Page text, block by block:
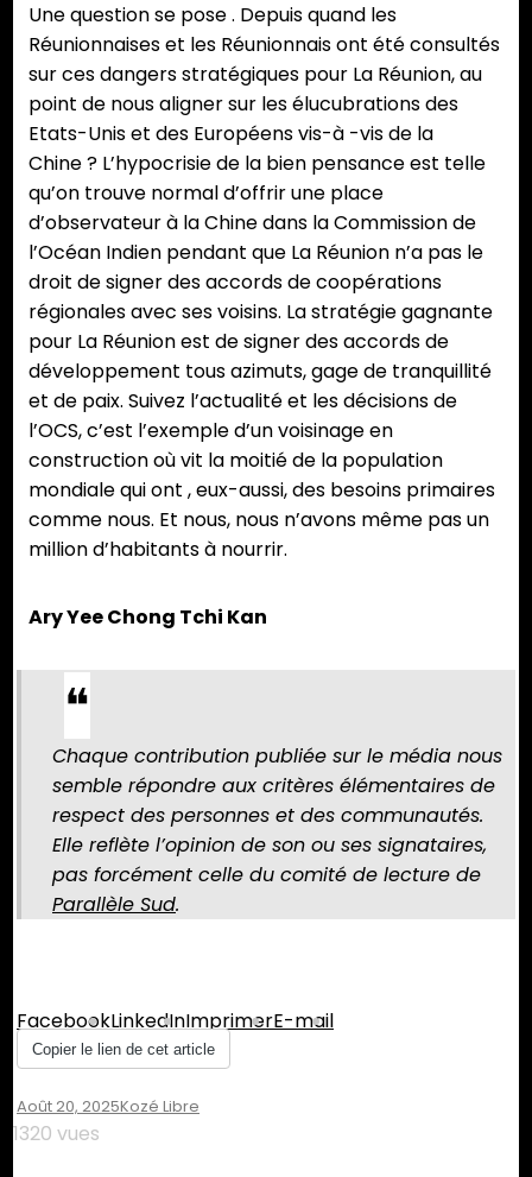
Une question se pose . Depuis quand les
Réunionnaises et les Réunionnais ont été consultés
sur ces dangers stratégiques pour La Réunion, au
point de nous aligner sur les élucubrations des
Etats-Unis et des Européens vis-à -vis de la
Chine ? L’hypocrisie de la bien pensance est telle
qu’on trouve normal d’offrir une place
d’observateur à la Chine dans la Commission de
l’Océan Indien pendant que La Réunion n’a pas le
droit de signer des accords de coopérations
régionales avec ses voisins. La stratégie gagnante
pour La Réunion est de signer des accords de
développement tous azimuts, gage de tranquillité
et de paix. Suivez l’actualité et les décisions de
l’OCS, c’est l’exemple d’un voisinage en
construction où vit la moitié de la population
mondiale qui ont , eux-aussi, des besoins primaires
comme nous. Et nous, nous n’avons même pas un
million d’habitants à nourrir.
Ary Yee Chong Tchi Kan
Chaque contribution publiée sur le média nous
semble répondre aux critères élémentaires de
respect des personnes et des communautés.
Elle reflète l’opinion de son ou ses signataires,
pas forcément celle du comité de lecture de
Parallèle Sud.
FacebookLinkedInImprimerE-mail
Copier le lien de cet article
Août 20, 2025Kozé Libre
1320 vues